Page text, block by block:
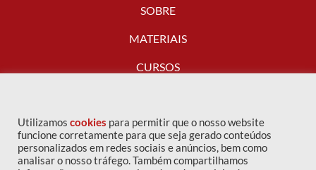
SOBRE
MATERIAIS
CURSOS
FALE CONOSCO
Utilizamos cookies para permitir que o nosso website
funcione corretamente para que seja gerado conteúdos
personalizados em redes sociais e anúncios, bem como
analisar o nosso tráfego. Também compartilhamos